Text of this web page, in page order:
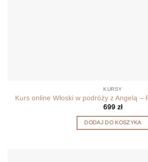
KURSY
Kurs online Włoski w podróży z Angelą –
699 zł
DODAJ DO KOSZYKA